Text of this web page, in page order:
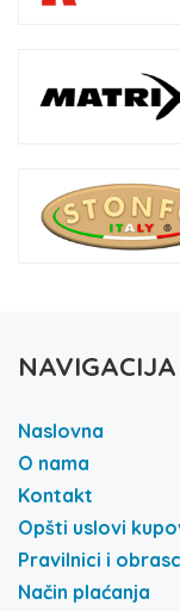
NAVIGACIJA
Naslovna
O nama
Kontakt
Opšti uslovi
Pravilnici i
Način plaćanja